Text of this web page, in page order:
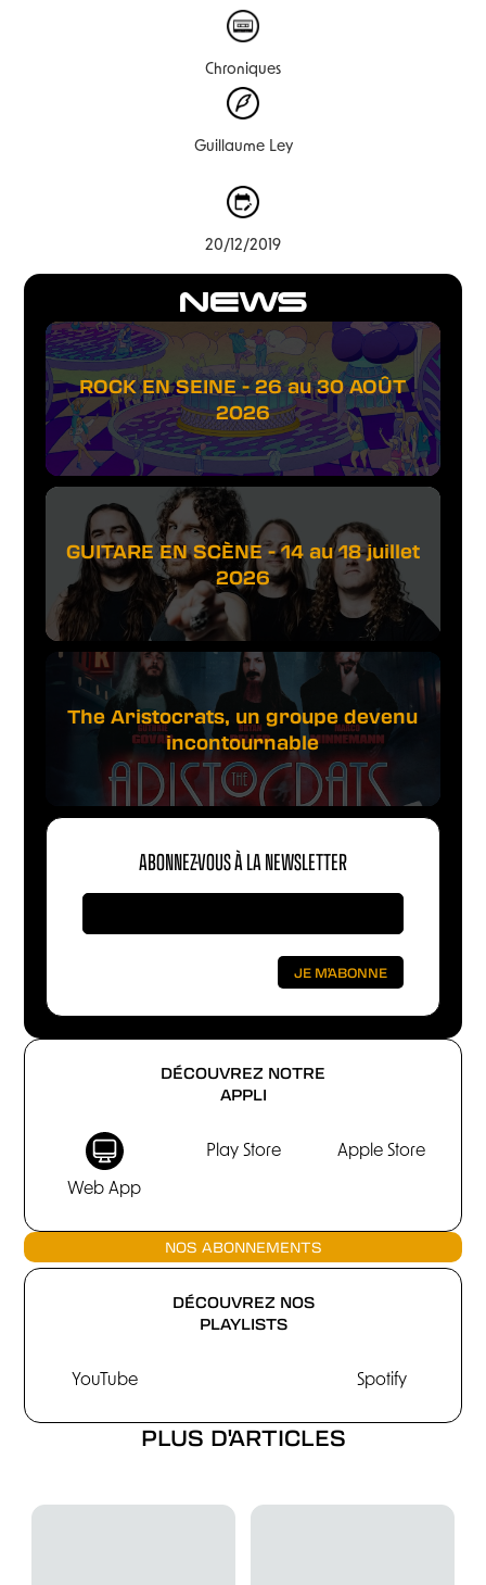
DÉCOUVREZ NOTRE
APPLI
Web App
Play Store Apple Store
NOS ABONNEMENTS
DÉCOUVREZ NOS
PLAYLISTS
YouTube Spotify
NEWS
ROCK EN SEINE - 26 au 30 AOÛT
2026
GUITARE EN SCÈNE - 14 au 18 juillet
2026
The Aristocrats, un groupe devenu
incontournable
ABONNEZ-VOUS À LA NEWSLETTER
Chroniques
Guillaume Ley
20/12/2019
PLUS D'ARTICLES